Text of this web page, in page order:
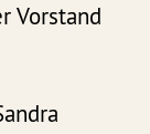
Vorstand